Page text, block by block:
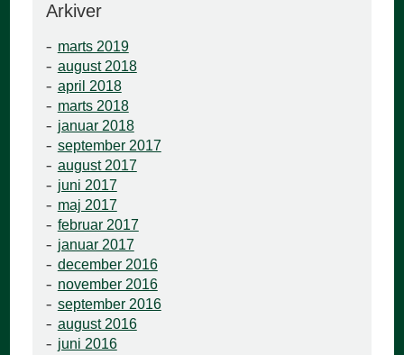
Arkiver
marts 2019
august 2018
april 2018
marts 2018
januar 2018
september 2017
august 2017
juni 2017
maj 2017
februar 2017
januar 2017
december 2016
november 2016
september 2016
august 2016
juni 2016